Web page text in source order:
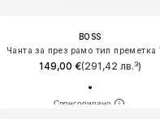
BOSS
149,00 €(291,42 лв.³)